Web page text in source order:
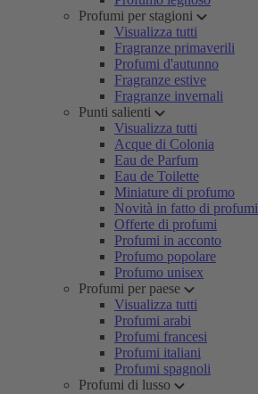
Profumi per stagioni
Visualizza tutti
Fragranze primaverili
Profumi d'autunno
Fragranze estive
Fragranze invernali
Punti salienti
Visualizza tutti
Acque di Colonia
Eau de Parfum
Eau de Toilette
Miniature di profumo
Novità in fatto di profumi
Offerte di profumi
Profumi in acconto
Profumo popolare
Profumo unisex
Profumi per paese
Visualizza tutti
Profumi arabi
Profumi francesi
Profumi italiani
Profumi spagnoli
Profumi di lusso